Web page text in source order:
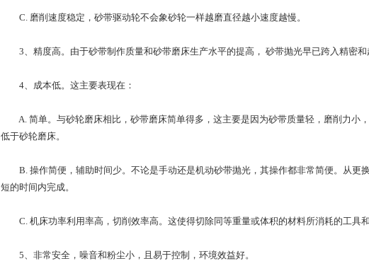
C. 磨削速度稳定，砂带驱动轮不会象砂轮一样越磨直径越小速度越慢。
3、精度高。由于砂带制作质量和砂带磨床生产水平的提高， 砂带抛光早已跨入精密和
4、成本低。这主要表现在：
A. 简单。与砂轮磨床相比，砂带磨床简单得多，这主要是因为砂带质量轻，磨削力小
低于砂轮磨床。
B. 操作简便，辅助时间少。不论是手动还是机动砂带抛光，其操作都非常简便。从更
短的时间内完成。
C. 机床功率利用率高，切削效率高。这使得切除同等重量或体积的材料所消耗的工具和
5、非常安全，噪音和粉尘小，且易于控制，环境效益好。